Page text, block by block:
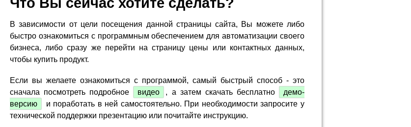
В зависимости от цели посещения данной страницы сайта, Вы можете либо
быстро ознакомиться с программным обеспечением для автоматизации своего
бизнеса, либо сразу же перейти на страницу цены или контактных данных,
чтобы купить продукт.
Если вы желаете ознакомиться с программой, самый быстрый способ - это
сначала посмотреть подробное
видео , а затем скачать бесплатно
демо-
версию
и поработать в ней самостоятельно. При необходимости запросите у
технической поддержки презентацию или почитайте инструкцию.